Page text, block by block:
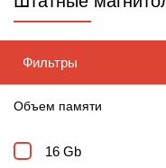
Фильтры
Объем памяти
16 Gb